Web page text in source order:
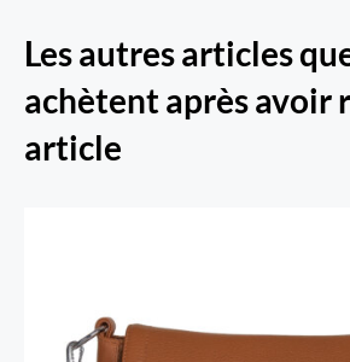
Les autres articles
achètent après avoir
article